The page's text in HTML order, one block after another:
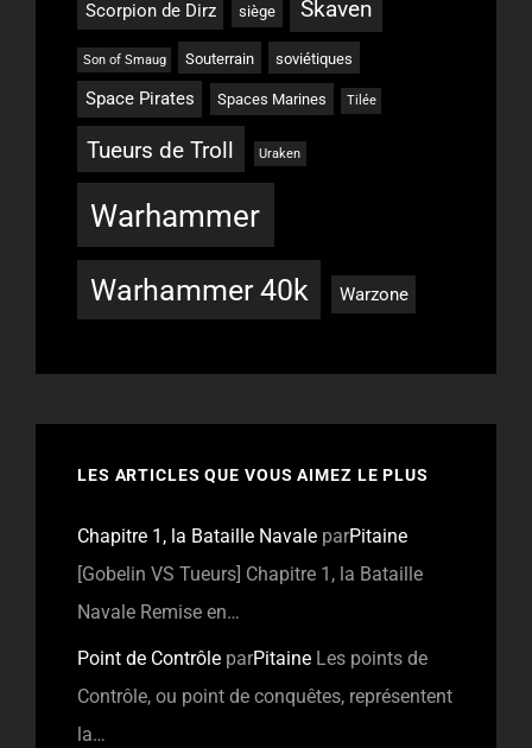
Scorpion de Dirz siège Skaven
Son of Smaug Souterrain soviétiques
Space Pirates Spaces Marines Tilée
Tueurs de Troll Uraken
Warhammer
Warhammer 40k Warzone
LES ARTICLES QUE VOUS AIMEZ LE PLUS
Chapitre 1, la Bataille Navale parPitaine
[Gobelin VS Tueurs] Chapitre 1, la Bataille
Navale Remise en…
Point de Contrôle parPitaine Les points de
Contrôle, ou point de conquêtes, représentent
la…